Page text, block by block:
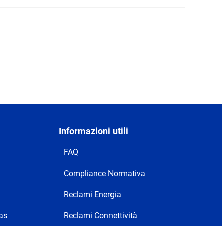
Informazioni utili
FAQ
Compliance Normativa
Reclami Energia
Reclami Connettività